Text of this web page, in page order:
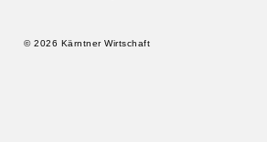
© 2026 Kärntner Wirtschaft